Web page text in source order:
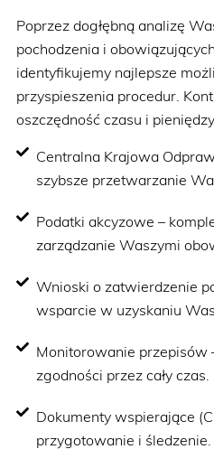
Poprzez dogłębną analizę
pochodzenia i
identyfikujemy najlepsze
przyspieszenia procedur.
oszczędność czasu i
Centralna Krajowa
szybsze przetwarzanie
Podatki akcyzowe –
zarządzanie Waszymi
Wnioski o zatwierdzenie
wsparcie w uzyskaniu
Monitorowanie przepisów
zgodności przez cały czas.
Dokumenty wspierające
przygotowanie i śledzenie.